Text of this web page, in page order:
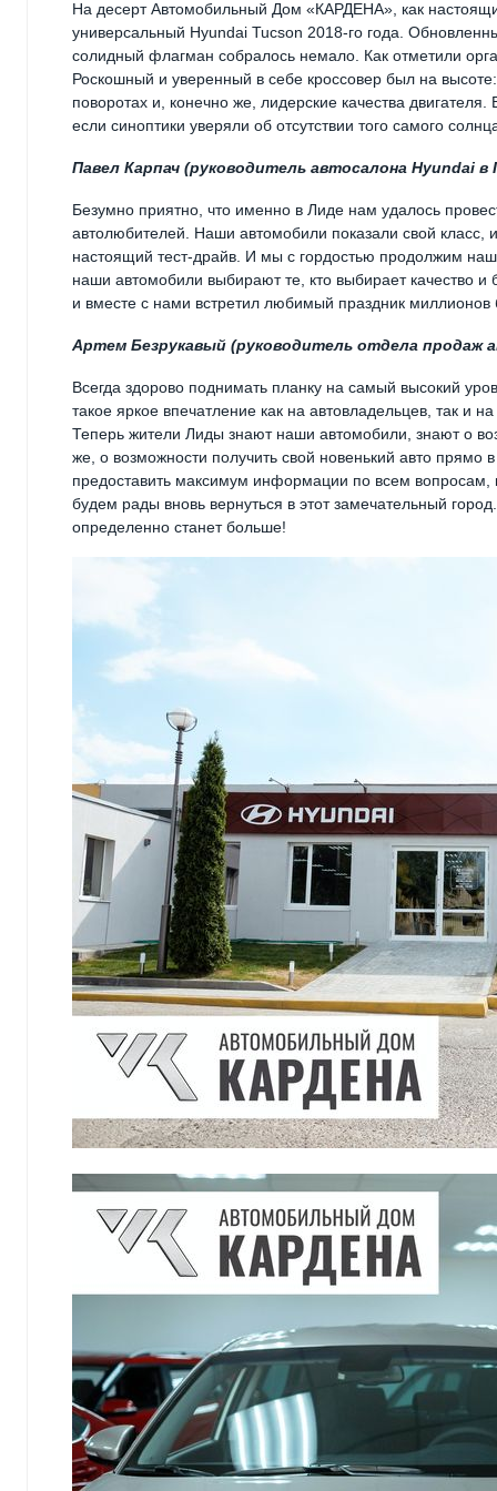
На десерт Автомобильный Дом «КАРДЕНА», как
универсальный Hyundai Tucson 2018-го года.
солидный флагман собралось немало. Как отметили
Роскошный и уверенный в себе кроссовер был на
поворотах и, конечно же, лидерские качества
если синоптики уверяли об отсутствии того самого
Павел Карпач (руководитель автосалона Hyundai в
Безумно приятно, что именно в Лиде нам удалось
автолюбителей. Наши автомобили показали свой класс,
настоящий тест-драйв. И мы с гордостью продолжим
наши автомобили выбирают те, кто выбирает качество
и вместе с нами встретил любимый праздник миллионов
Артем Безрукавый (руководитель отдела продаж
Всегда здорово поднимать планку на самый высокий
такое яркое впечатление как на автовладельцев, так и
Теперь жители Лиды знают наши автомобили, знают о
же, о возможности получить свой новенький авто
предоставить максимум информации по всем
будем рады вновь вернуться в этот замечательный
определенно станет больше!